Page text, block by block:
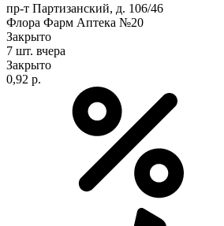
пр-т Партизанский, д. 106/46
Флора Фарм Аптека №20
Закрыто
7 шт. вчера
Закрыто
0,92 р.